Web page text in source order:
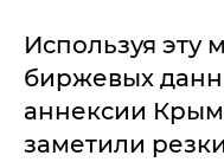
Используя эту
биржевых
аннексии
заметили